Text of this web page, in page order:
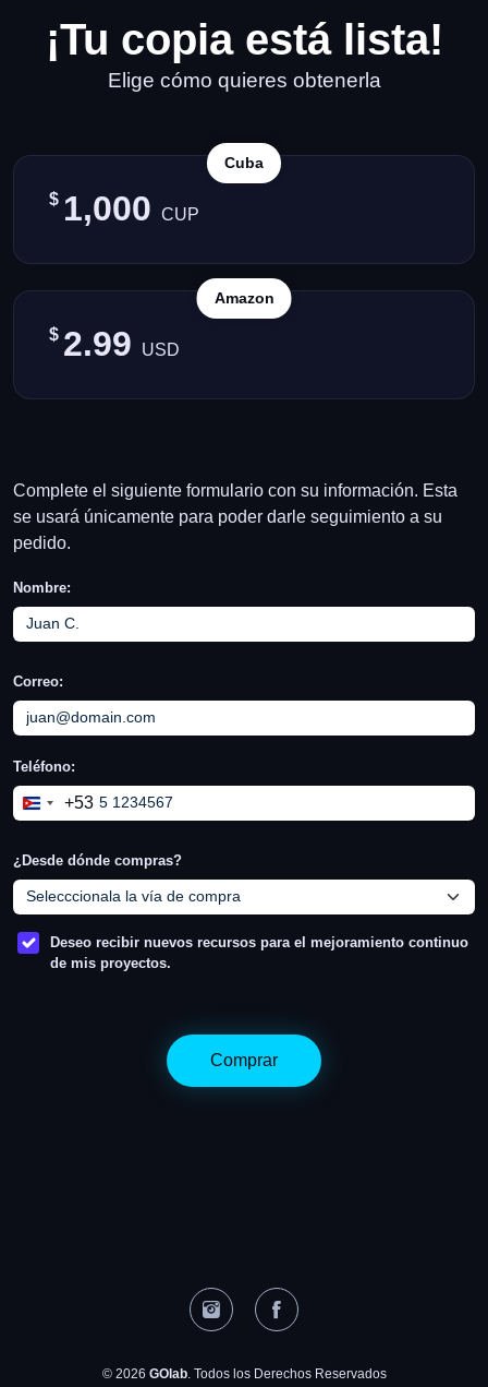
¡Tu copia está lista!
Elige cómo quieres obtenerla
Cuba
$ 1,000 CUP
Amazon
$ 2.99 USD
Complete el siguiente formulario con su información. Esta
se usará únicamente para poder darle seguimiento a su
pedido.
Nombre:
Correo:
Teléfono:
Cuba+53
¿Desde dónde compras?
Deseo recibir nuevos recursos para el mejoramiento continuo
de mis proyectos.
Comprar
© 2026 GOlab. Todos los Derechos Reservados